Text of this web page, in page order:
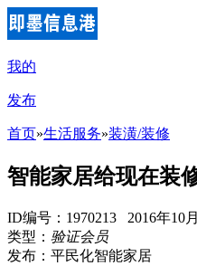
我的
发布
首页»生活服务»装潢/装修
智能家居给现在装
ID编号：1970213 2016年10
类型： 验证会员
发布：平民化智能家居